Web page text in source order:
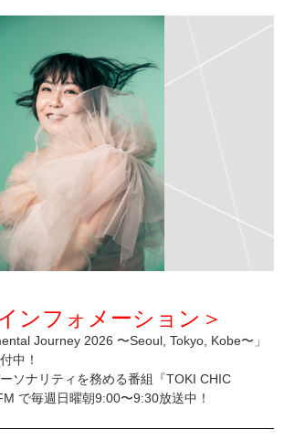
ンフォメーション＞
Journey 2026 〜Seoul, Tokyo, Kobe〜」
中！
ソナリティを務める番組
『TOKI CHIC
で毎週日曜朝9:00〜9:30放送中！